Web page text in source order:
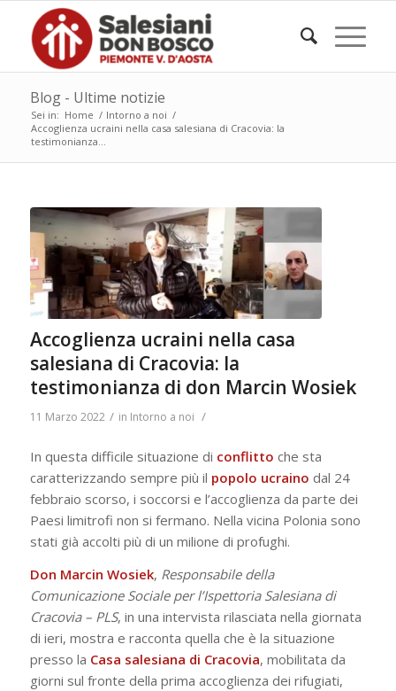
Blog - Ultime notizie
Sei in: Home / Intorno a noi /
Accoglienza ucraini nella casa salesiana di Cracovia: la
testimonianza...
Accoglienza ucraini nella casa
salesiana di Cracovia: la
testimonianza di don Marcin Wosiek
11 Marzo 2022 / in Intorno a noi /
In questa difficile situazione di conflitto che sta
caratterizzando sempre più il popolo ucraino dal 24
febbraio scorso, i soccorsi e l’accoglienza da parte dei
Paesi limitrofi non si fermano. Nella vicina Polonia sono
stati già accolti più di un milione di profughi.
Don Marcin Wosiek, Responsabile della
Comunicazione Sociale per l’Ispettoria Salesiana di
Cracovia – PLS, in una intervista rilasciata nella giornata
di ieri, mostra e racconta quella che è la situazione
presso la Casa salesiana di Cracovia, mobilitata da
giorni sul fronte della prima accoglienza dei rifugiati,